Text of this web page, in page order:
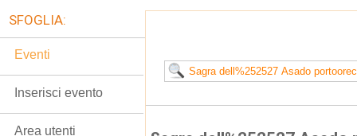
SFOGLIA:
Eventi
Inserisci evento
Area utenti